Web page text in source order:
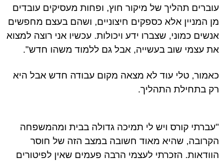
תהליך של מיקור חוץ, ופחות מעסיקים עובדים
המניין אלא כספקים חיצוניים, ושהם בעצם מחפשים
כמוני, שצברו ידע ויכולות. עכשיו אני רוצה למצוא
עצמי שוב בעשייה, אבל גם ללמוד משהו חדש".
טלי עוד לא מצאה מקום עבודה חדש אבל היא
בתחילת התהליך.
קורס ויש לי תמיכה גדולה בבית ומהמשפחה
שהיא מאוד חשובה במצב הזה של חוסר
הזכרתי לעצמי הרבה פעמים שאין לפיטורים